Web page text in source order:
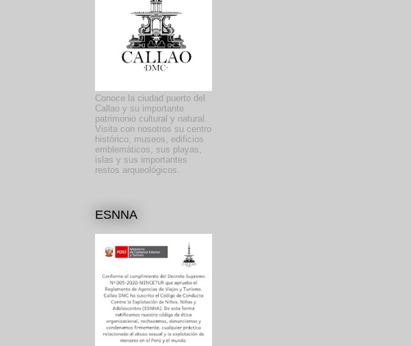
Conoce la ciudad puerto del
Callao y su importante
patrimonio cultural y natural.
Visita con nosotros su centro
histórico, museos, edificios
emblemáticos, sus playas,
islas y sus importantes
restos arqueológicos.
ESNNA